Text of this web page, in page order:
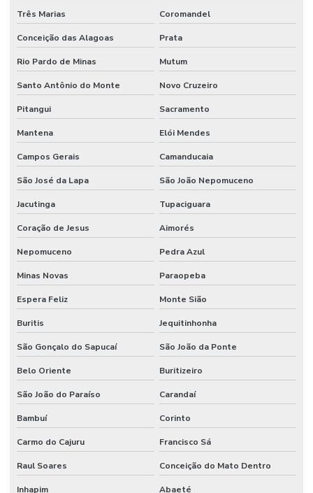
Manutenção Preventiva De Sistemas Mecânicos
Manutenção Preventiva E Corretiva
Manutenção Preventiva E Gestão De Ativos
Manutenção Preventiva E Lubrificação
Manutenção Preventiva E Segurança
Manutenção Preventiva Industrial
Manutenção Preventiva Para Indústrias
Manutenção Preventiva Para Máquinas
Manutenção de processos industriais
Manutenção de redes elétricas industriais
Manutenção de sistemas de ar condicionado
Manutenção de sistemas de climatização comercial
Manutenção de sistemas de climatização predial
Manutenção de sistemas elétricos corporativos
Manutenção de sistemas elétricos industriais
Três Marias Coromandel
Conceição das Alagoas Prata
Rio Pardo de Minas Mutum
Santo Antônio do Monte Novo Cruzeiro
Pitangui Sacramento
Mantena Elói Mendes
Campos Gerais Camanducaia
São José da Lapa São João Nepomuceno
Jacutinga Tupaciguara
Coração de Jesus Aimorés
Nepomuceno Pedra Azul
Minas Novas Paraopeba
Espera Feliz Monte Sião
Buritis Jequitinhonha
São Gonçalo do Sapucaí São João da Ponte
Belo Oriente Buritizeiro
São João do Paraíso Carandaí
Bambuí Corinto
Carmo do Cajuru Francisco Sá
Raul Soares Conceição do Mato Dentro
Inhapim Abaeté